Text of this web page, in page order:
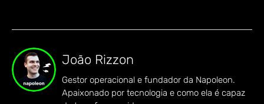
João Rizzon
Gestor operacional e fundador da Napoleon.
Apaixonado por tecnologia e como ela é capaz